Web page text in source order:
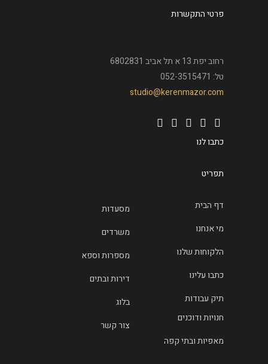
פרטי התקשרות
רחוב יפת 13 א תל אביב 6802831
טל: 052-3515471
studio@kerenmazor.com
כתבו לנו
תפריט
דף הבית
מי אנחנו
הלקוחות שלנו
כתבו עלינו
תיק עבודות
חנויות ודוכנים
מאפיות ובתי קפה
מסעדות
משרדים
מספרות וספא
דירות ובתים
בלוג
צור קשר